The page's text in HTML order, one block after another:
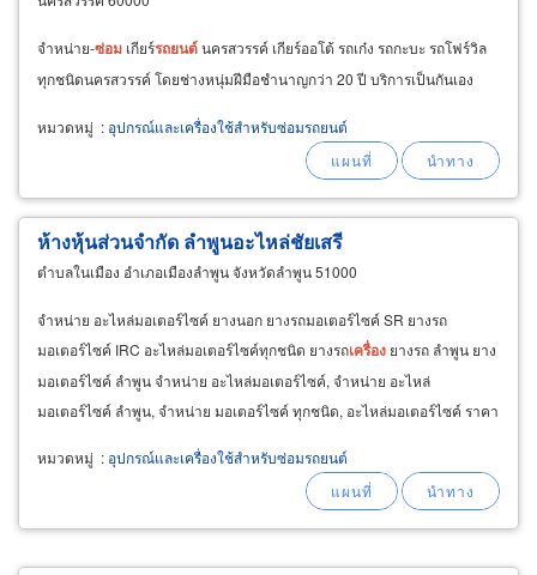
จำหน่าย-ซ่อม เกียร์รถยนต์นครสวรรค์ เกียร์ออโต้ รถเก๋ง รถกะบะ รถโฟร์วิล
ทุกชนิดนครสวรรค์ โดยช่างหนุ่มฝีมือชำนาญกว่า 20 ปี บริการเป็นกันเอง
หมวดหมู่ : อุปกรณ์และเครื่องใช้สำหรับซ่อมรถยนต์
ห้างหุ้นส่วนจำกัด ลำพูนอะไหล่ชัยเสรี
ตำบลในเมือง อำเภอเมืองลำพูน จังหวัดลำพูน 51000
จำหน่าย อะไหล่มอเตอร์ไซค์ ยางนอก ยางรถมอเตอร์ไซค์ SR ยางรถ
มอเตอร์ไซค์ IRC อะไหล่มอเตอร์ไซค์ทุกชนิด ยางรถเครื่อง ยางรถ ลำพูน ยาง
มอเตอร์ไซค์ ลำพูน จำหน่าย อะไหล่มอเตอร์ไซค์, จำหน่าย อะไหล่
มอเตอร์ไซค์ ลำพูน, จำหน่าย มอเตอร์ไซค์ ทุกชนิด, อะไหล่มอเตอร์ไซค์ ราคา
หมวดหมู่ : อุปกรณ์และเครื่องใช้สำหรับซ่อมรถยนต์